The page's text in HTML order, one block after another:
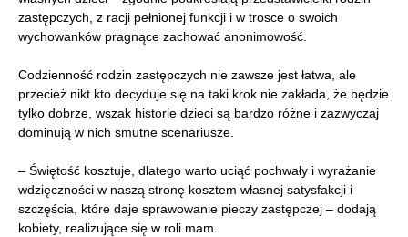
zastępczych, z racji pełnionej funkcji i w trosce o swoich
wychowanków pragnące zachować anonimowość.
Codzienność rodzin zastępczych nie zawsze jest łatwa, ale
przecież nikt kto decyduje się na taki krok nie zakłada, że będzie
tylko dobrze, wszak historie dzieci są bardzo różne i zazwyczaj
dominują w nich smutne scenariusze.
– Świętość kosztuje, dlatego warto uciąć pochwały i wyrażanie
wdzięczności w naszą stronę kosztem własnej satysfakcji i
szczęścia, które daje sprawowanie pieczy zastępczej – dodają
kobiety, realizujące się w roli mam.